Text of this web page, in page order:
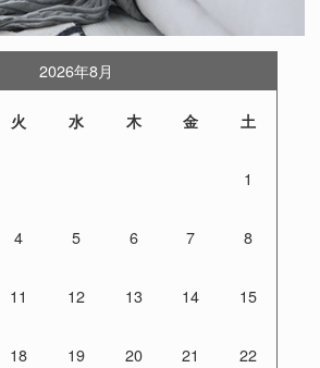
2026年8月
火 水 木 金 土
1
4 5 6 7 8
11 12 13 14 15
18 19 20 21 22